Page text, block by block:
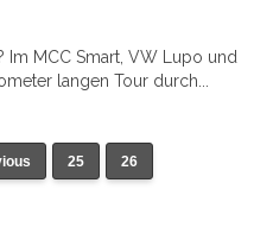
Im MCC Smart, VW Lupo und
langen Tour durch...
25 26